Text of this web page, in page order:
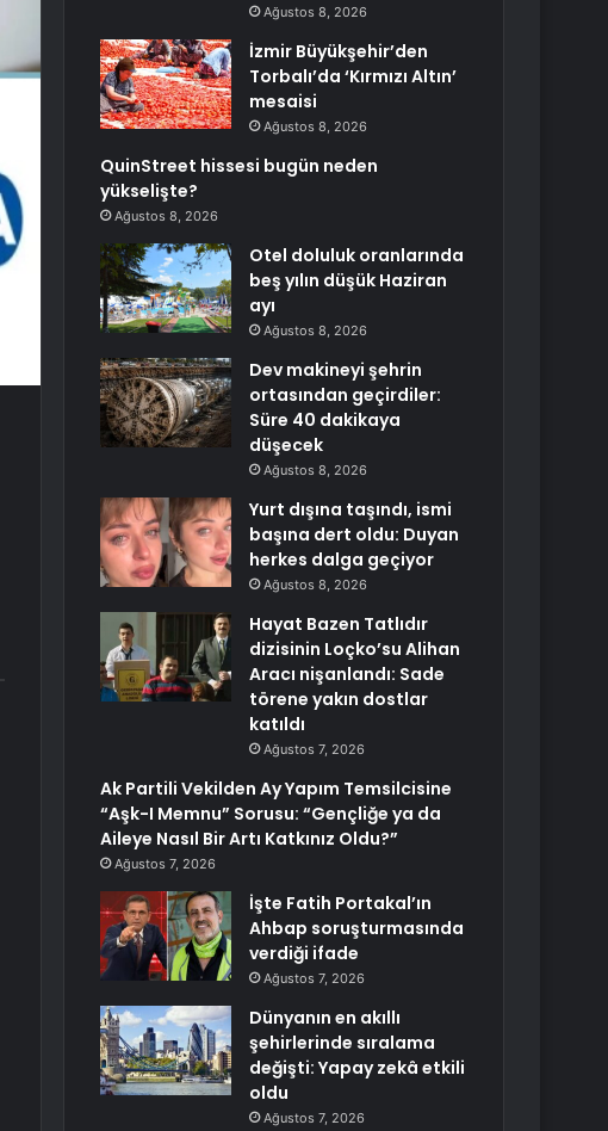
Ağustos 8, 2026
İzmir Büyükşehir’den
Torbalı’da ‘Kırmızı Altın’
mesaisi
Ağustos 8, 2026
QuinStreet hissesi bugün neden
yükselişte?
Ağustos 8, 2026
Otel doluluk oranlarında
beş yılın düşük Haziran
ayı
Ağustos 8, 2026
Dev makineyi şehrin
ortasından geçirdiler:
Süre 40 dakikaya
düşecek
Ağustos 8, 2026
Yurt dışına taşındı, ismi
başına dert oldu: Duyan
herkes dalga geçiyor
Ağustos 8, 2026
Hayat Bazen Tatlıdır
dizisinin Loçko’su Alihan
Aracı nişanlandı: Sade
törene yakın dostlar
katıldı
Ağustos 7, 2026
Ak Partili Vekilden Ay Yapım Temsilcisine
“Aşk-I Memnu” Sorusu: “Gençliğe ya da
Aileye Nasıl Bir Artı Katkınız Oldu?”
Ağustos 7, 2026
İşte Fatih Portakal’ın
Ahbap soruşturmasında
verdiği ifade
Ağustos 7, 2026
Dünyanın en akıllı
şehirlerinde sıralama
değişti: Yapay zekâ etkili
oldu
Ağustos 7, 2026